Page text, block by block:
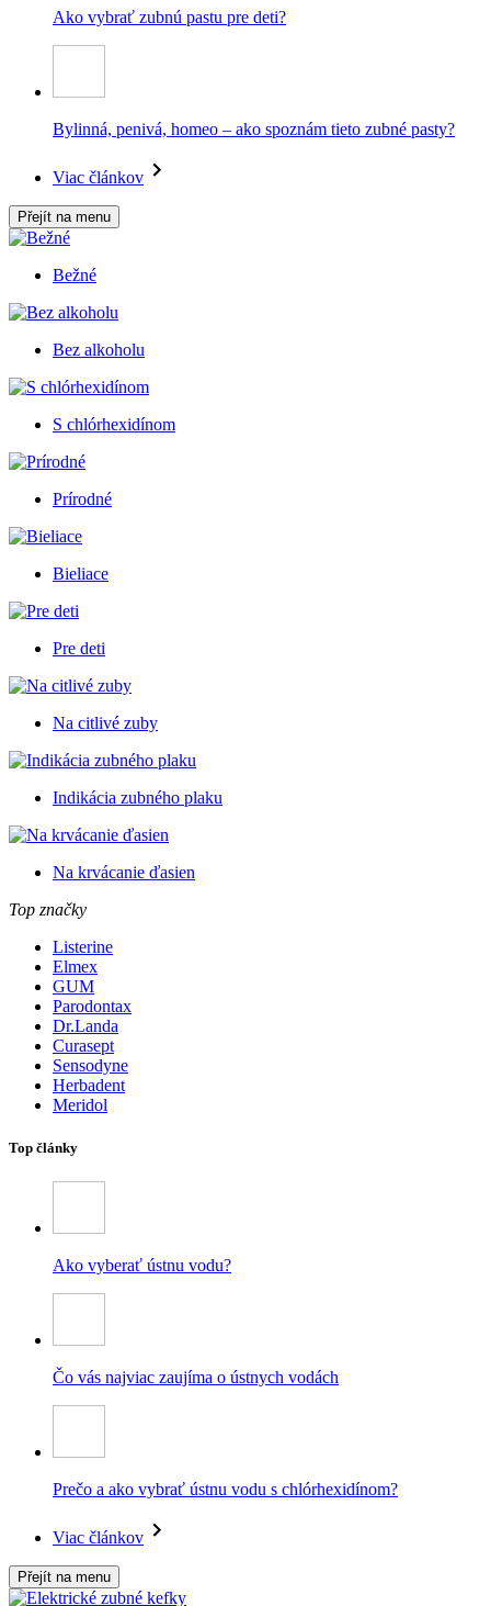
Ako vybrať zubnú pastu pre deti?
Bylinná, penivá, homeo – ako spoznám tieto zubné pasty?
Viac článkov
Přejít na menu
Bežné
Bez alkoholu
S chlórhexidínom
Prírodné
Bieliace
Pre deti
Na citlivé zuby
Indikácia zubného plaku
Na krvácanie ďasien
Top značky
Listerine
Elmex
GUM
Parodontax
Dr.Landa
Curasept
Sensodyne
Herbadent
Meridol
Top články
Ako vyberať ústnu vodu?
Čo vás najviac zaujíma o ústnych vodách
Prečo a ako vybrať ústnu vodu s chlórhexidínom?
Viac článkov
Přejít na menu